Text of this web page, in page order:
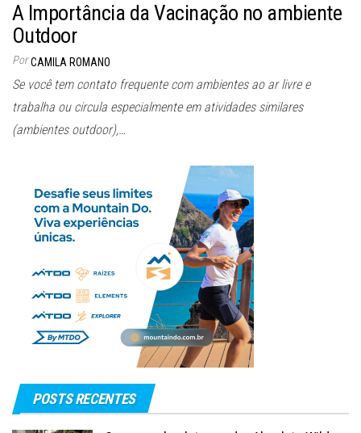
A Importância da Vacinação no ambiente
Outdoor
Por CAMILA ROMANO
Se você tem contato frequente com ambientes ao ar livre e
trabalha ou circula especialmente em atividades similares
(ambientes outdoor),…
POSTS RECENTES